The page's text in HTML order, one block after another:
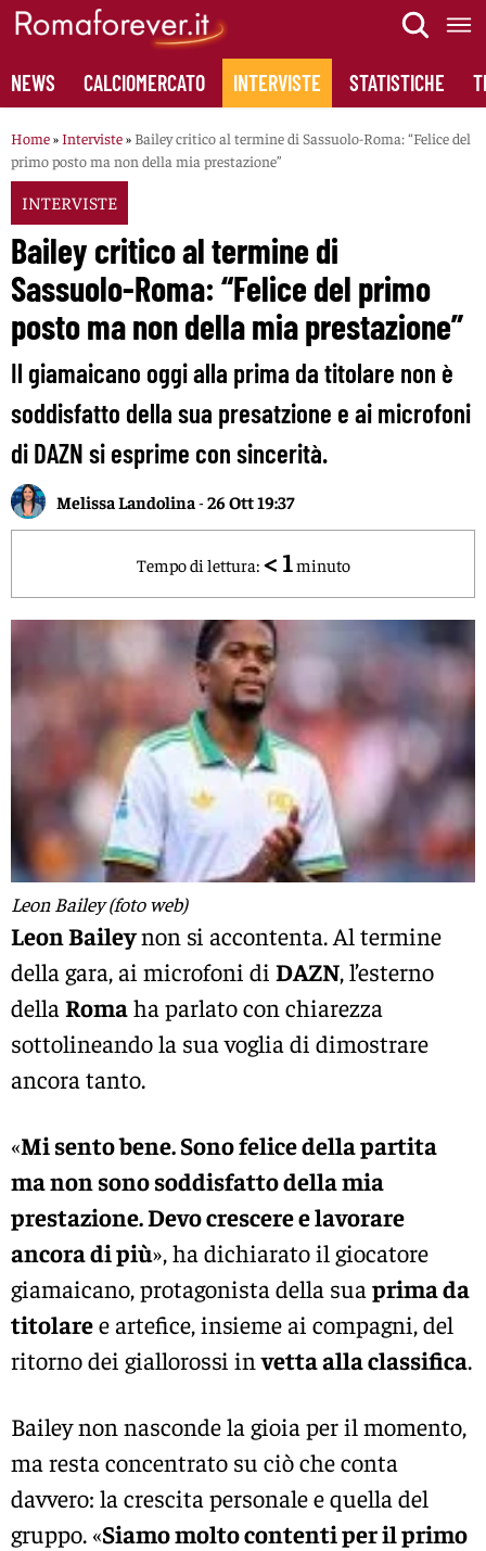
Skip
content
NEWS CALCIOMERCATO INTERVISTE STATISTICHE
Home»Interviste» Bailey critico al termine di Sassuolo-Roma: “Felice del
primo posto ma non della mia prestazione”
INTERVISTE
Bailey critico al termine di
Sassuolo-Roma: “Felice del primo
posto ma non della mia prestazione”
Il giamaicano oggi alla prima da titolare non è
soddisfatto della sua presatzione e ai microfoni
di DAZN si esprime con sincerità.
Melissa Landolina -26 Ott 19:37
Tempo di lettura: < 1 minuto
Leon Bailey (foto web)
Leon Baileynon si accontenta. Al termine
della gara, ai microfoni di DAZN, l’esterno
della Romaha parlato con chiarezza
sottolineando la sua voglia di dimostrare
ancora tanto.
«Mi sento bene. Sono felice della partita
ma non sono soddisfatto della mia
prestazione. Devo crescere e lavorare
ancora di più», ha dichiarato il giocatore
giamaicano, protagonista della sua prima da
titolaree artefice, insieme ai compagni, del
ritorno dei giallorossi invetta alla classifica.
Bailey non nasconde la gioia per il momento,
ma resta concentrato su ciò che conta
davvero: la crescita personale e quella del
gruppo. «Siamo molto contenti per il primo